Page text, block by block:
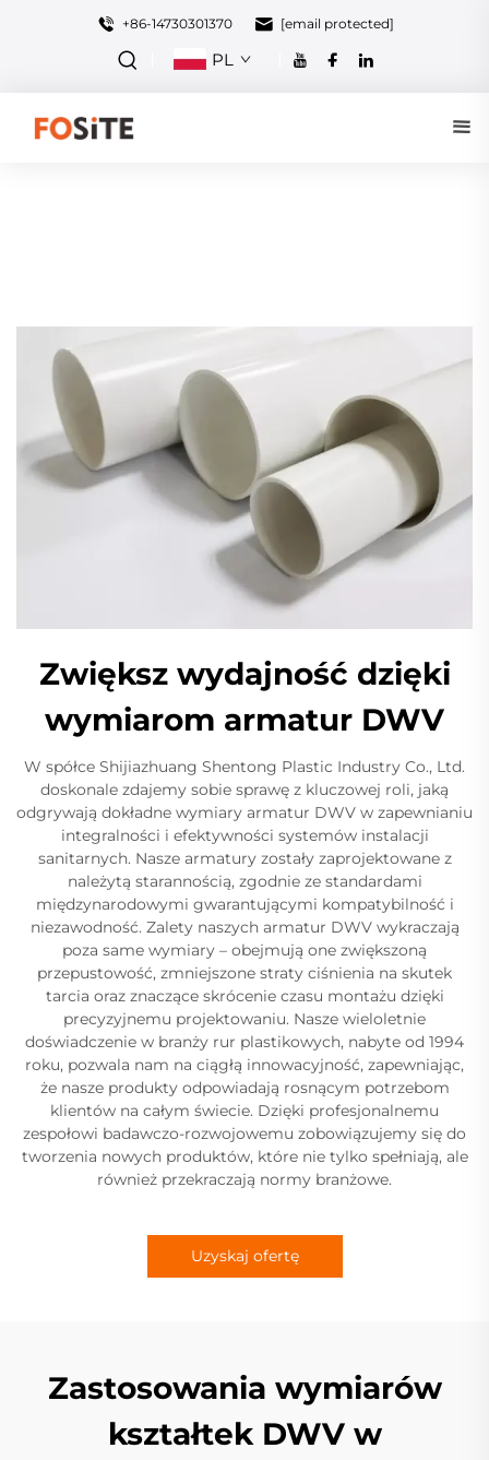
+86-14730301370 [email protected]
PL
Zwiększ wydajność dzięki
wymiarom armatur DWV
W spółce Shijiazhuang Shentong Plastic Industry Co., Ltd.
doskonale zdajemy sobie sprawę z kluczowej roli, jaką
odgrywają dokładne wymiary armatur DWV w zapewnianiu
integralności i efektywności systemów instalacji
sanitarnych. Nasze armatury zostały zaprojektowane z
należytą starannością, zgodnie ze standardami
międzynarodowymi gwarantującymi kompatybilność i
niezawodność. Zalety naszych armatur DWV wykraczają
poza same wymiary – obejmują one zwiększoną
przepustowość, zmniejszone straty ciśnienia na skutek
tarcia oraz znaczące skrócenie czasu montażu dzięki
precyzyjnemu projektowaniu. Nasze wieloletnie
doświadczenie w branży rur plastikowych, nabyte od 1994
roku, pozwala nam na ciągłą innowacyjność, zapewniając,
że nasze produkty odpowiadają rosnącym potrzebom
klientów na całym świecie. Dzięki profesjonalnemu
zespołowi badawczo-rozwojowemu zobowiązujemy się do
tworzenia nowych produktów, które nie tylko spełniają, ale
również przekraczają normy branżowe.
Uzyskaj ofertę
Zastosowania wymiarów
kształtek DWV w